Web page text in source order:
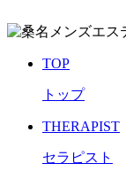
TOP
トップ
THERAPIST
セラピスト